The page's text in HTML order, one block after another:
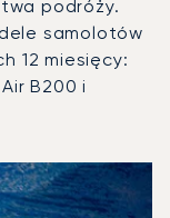
podróży.
samolotów
12 miesięcy:
B200 i
(km)